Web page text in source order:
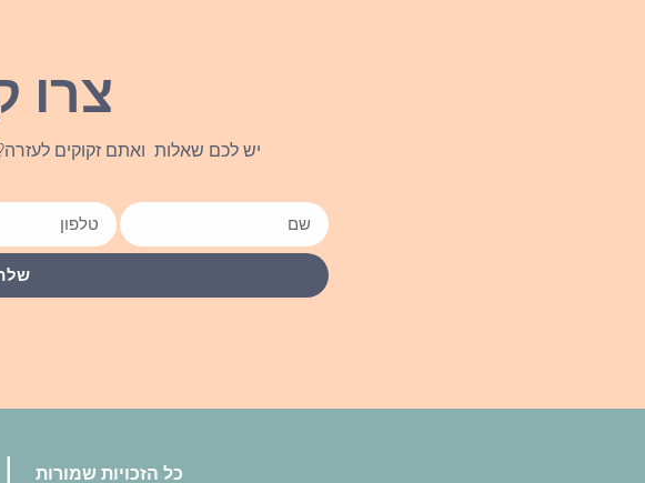
צרו
יש לכם שאלות ואתם זקוקים
כל הזכויות שמורות |